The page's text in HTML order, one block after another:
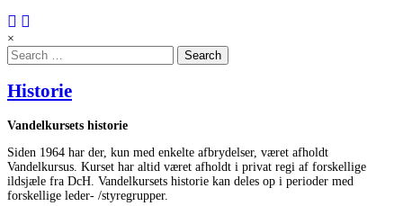
×
Search
for:
Historie
Vandelkursets historie
Siden 1964 har der, kun med enkelte afbrydelser, været afholdt
Vandelkursus. Kurset har altid været afholdt i privat regi af forskellige
ildsjæle fra DcH. Vandelkursets historie kan deles op i perioder med
forskellige leder- /styregrupper.